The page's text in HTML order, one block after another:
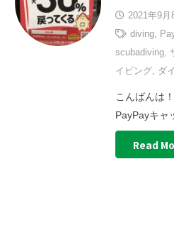
2021年9月
diving
scubadiving
イビング
ダ
こんばんは
PayPayキャ
Read